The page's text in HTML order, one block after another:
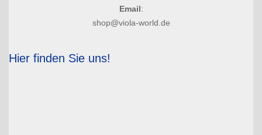
Email:
shop@viola-world.de
Hier finden Sie uns!